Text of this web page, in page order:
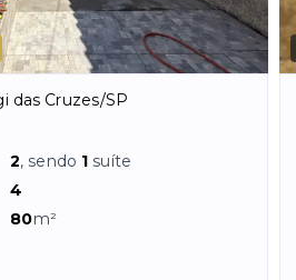
das Cruzes/SP
2, sendo 1 suíte
4
80m²